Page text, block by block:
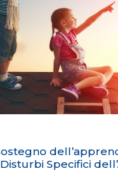
Specifici